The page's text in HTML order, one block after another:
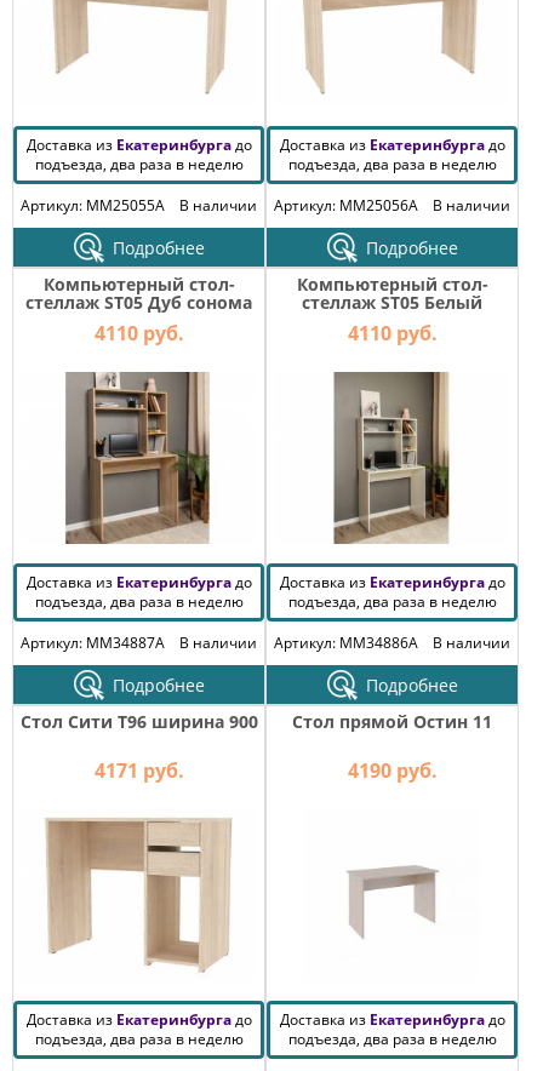
Доставка из Екатеринбургадо
подъезда, два раза в неделю
Артикул: MM25055A
В наличии
Подробнее
Доставка из Екатеринбургадо
подъезда, два раза в неделю
Артикул: MM25056A
В наличии
Подробнее
Компьютерный стол-
стеллаж ST05 Дуб сонома
4110 руб.
Доставка из Екатеринбургадо
подъезда, два раза в неделю
Артикул: MM34887A
В наличии
Подробнее
Компьютерный стол-
стеллаж ST05 Белый
4110 руб.
Доставка из Екатеринбургадо
подъезда, два раза в неделю
Артикул: MM34886A
В наличии
Подробнее
Стол Сити T96 ширина 900
4171 руб.
Доставка из Екатеринбургадо
подъезда, два раза в неделю
Стол прямой Остин 11
4190 руб.
Доставка из Екатеринбургадо
подъезда, два раза в неделю